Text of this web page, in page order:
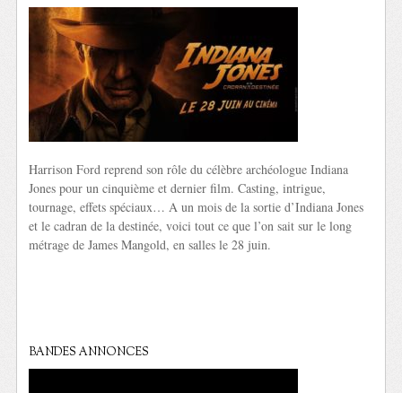
Harrison Ford reprend son rôle du célèbre archéologue Indiana
Jones pour un cinquième et dernier film. Casting, intrigue,
tournage, effets spéciaux… A un mois de la sortie d’Indiana Jones
et le cadran de la destinée, voici tout ce que l’on sait sur le long
métrage de James Mangold, en salles le 28 juin.
BANDES ANNONCES